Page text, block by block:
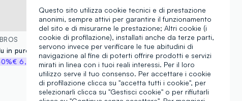
T-shirt blu in puro cotone a maniche corte con stampa Batman
€ 6,47
Questo sito utilizza cookie tecnici e di prestazione
anonimi, sempre attivi per garantire il funzionamento
del sito e di misurarne le prestazione; Altri cookie (i
cookie di profilazione), installati anche da terze parti,
servono invece per verificare le tue abitudini di
navigazione al fine di poterti offrire prodotti e servizi
mirati in linea con i tuoi reali interessi. Per il loro
utilizzo serve il tuo consenso. Per accettare i cookie
di profilazione clicca su "accetta tutti i cookie", per
selezionarli clicca su "Gestisci cookie" o per rifiutarli